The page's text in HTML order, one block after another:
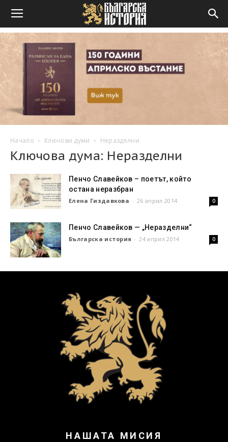
Начало Ключови думи Неразделни
Ключова дума: Неразделни
Пенчо Славейков – поетът, който
остана неразбран
Елена Гиздавкова - 26 април 2014 0
Пенчо Славейков — „Неразделни“
Българска история - 24 април 2014 0
НАШАТА МИСИЯ